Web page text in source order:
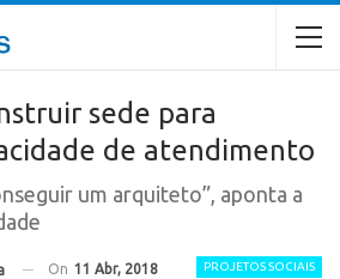
sede para
de atendimento
um arquiteto”, aponta a
PROJETOS SOCIAIS
On 11 Abr, 2018